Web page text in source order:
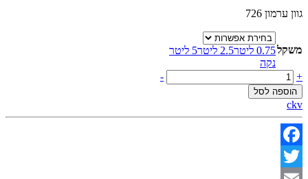
גוון ערמון 726
משקל0.75 ליטר 2.5 ליטר
5 ליטר
נקה
בונדקס
לזור
גוון
ערמון
quantity
+
-
הוספה לסל
ckv
Facebook